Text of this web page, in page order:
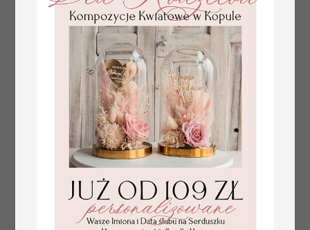
usadzenie gości na
weselu, tablica
informacyjna dla
gości weselnych,
plan stołów na
weselu ze zdjęciem
Pary Młodej, plan
usadzenia gości
weselnych
Promocja:
100 PLN/125.00 PLN